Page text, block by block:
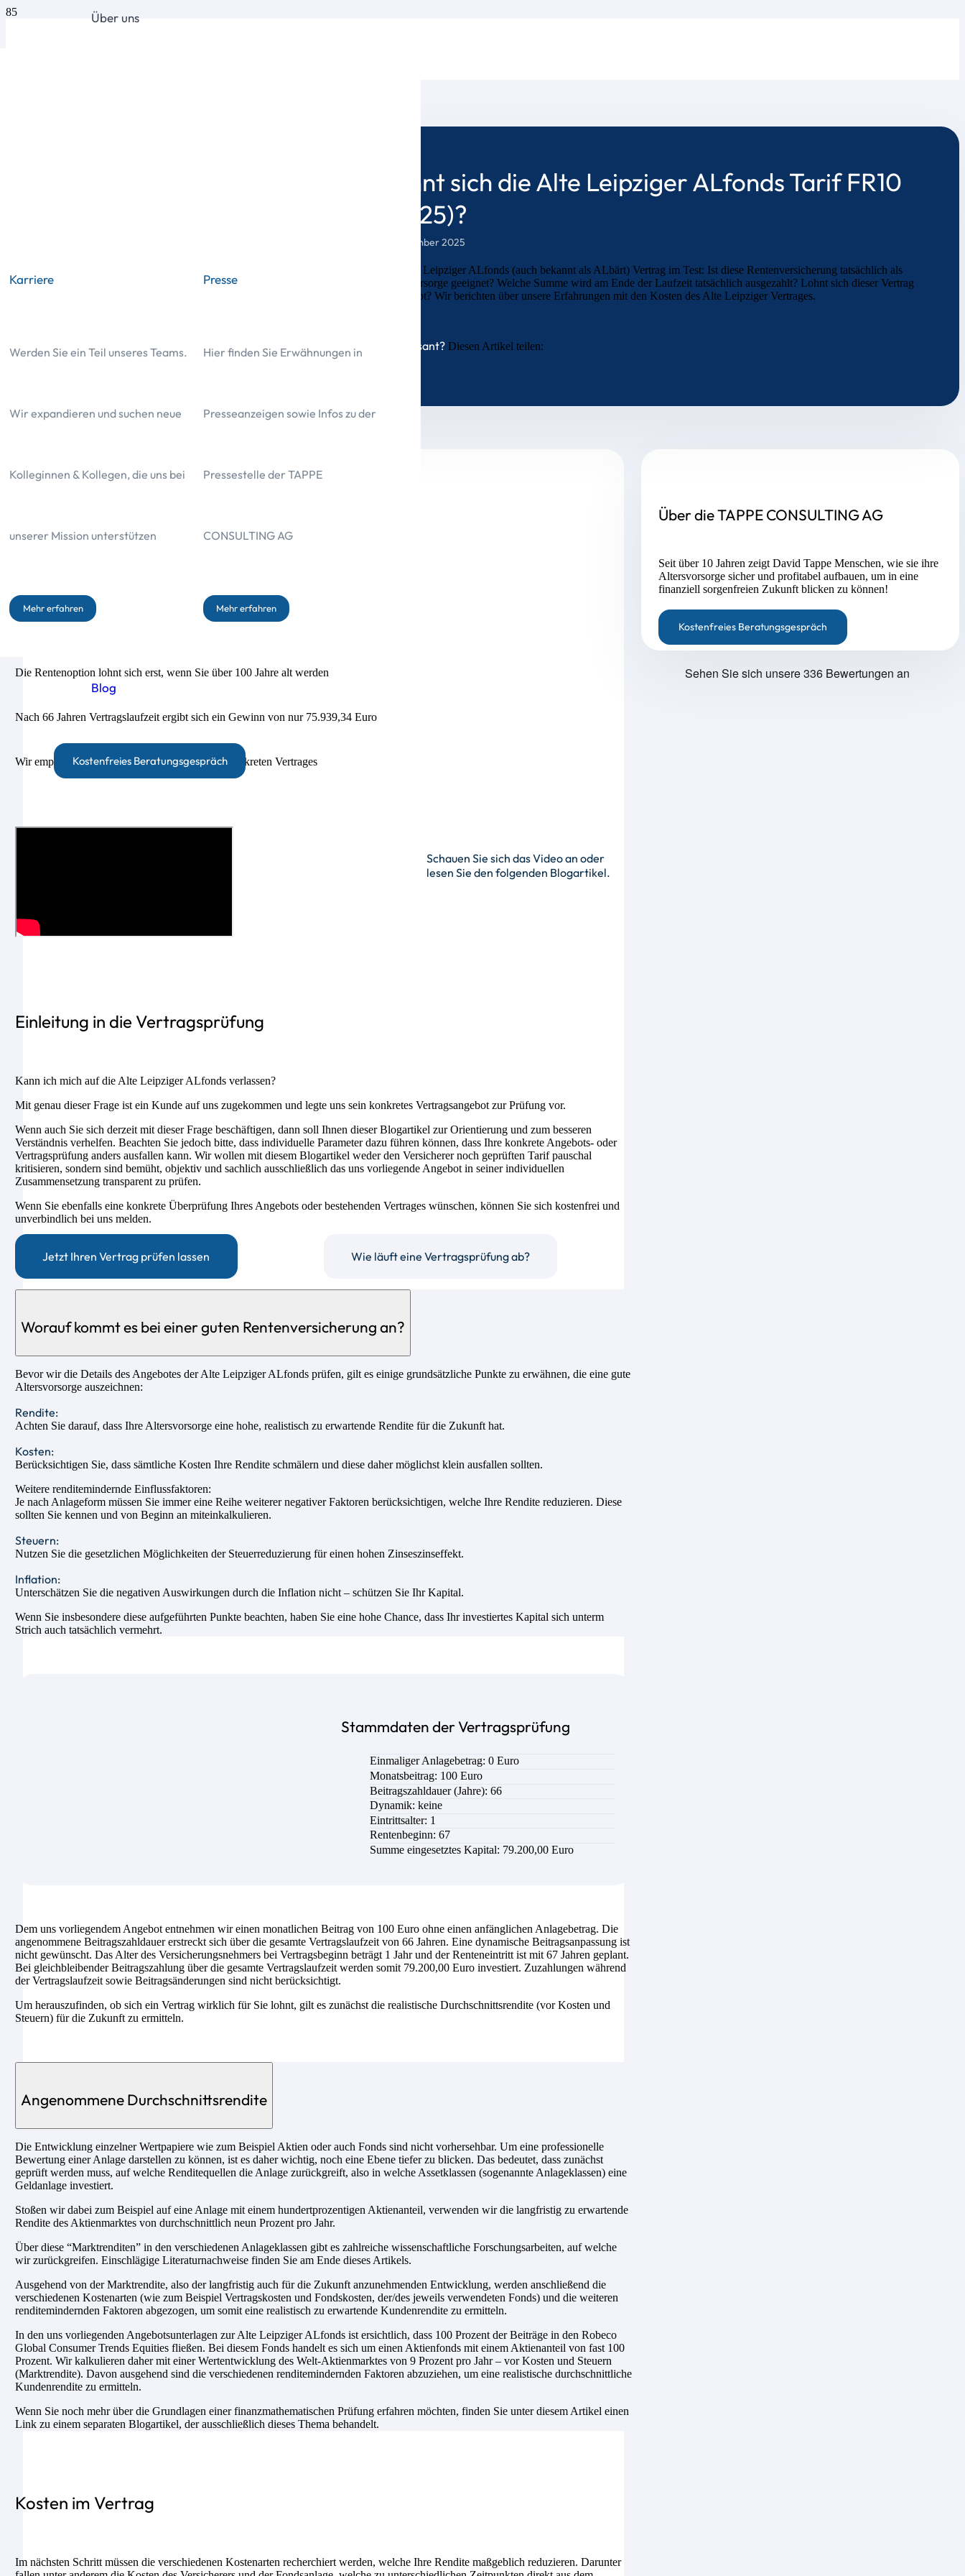
Über uns
Karriere
Werden Sie ein Teil unseres Teams.
Wir expandieren und suchen neue
Kolleginnen & Kollegen, die uns bei
unserer Mission unterstützen
Mehr erfahren
Presse
Hier finden Sie Erwähnungen in
Presseanzeigen sowie Infos zu der
Pressestelle der TAPPE
CONSULTING AG
Mehr erfahren
Blog
Kostenfreies Beratungsgespräch
Lohnt sich die Alte Leipziger ALfonds Tarif FR10
(2025)?
3. Dezember 2025
Der Alte Leipziger ALfonds (auch bekannt als ALbärt) Vertrag im Test: Ist diese Rentenversicherung tatsächlich als
Altersvorsorge geeignet? Welche Summe wird am Ende der Laufzeit tatsächlich ausgezahlt? Lohnt sich dieser Vertrag
überhaupt? Wir berichten über unsere Erfahrungen mit den Kosten des Alte Leipziger Vertrages.
Interessant?Diesen Artikel teilen:
Die Rentenoption lohnt sich erst, wenn Sie über 100 Jahre alt werden
Nach 66 Jahren Vertragslaufzeit ergibt sich ein Gewinn von nur 75.939,34 Euro
Wir empfehlen eine individuelle Prüfung Ihres konkreten Vertrages
Schauen Sie sich das Video an oder
lesen Sie den folgenden Blogartikel.
Einleitung in die Vertragsprüfung
Kann ich mich auf die Alte Leipziger ALfonds verlassen?
Mit genau dieser Frage ist ein Kunde auf uns zugekommen und legte uns sein konkretes Vertragsangebot zur Prüfung vor.
Wenn auch Sie sich derzeit mit dieser Frage beschäftigen, dann soll Ihnen dieser Blogartikel zur Orientierung und zum besseren
Verständnis verhelfen. Beachten Sie jedoch bitte, dass individuelle Parameter dazu führen können, dass Ihre konkrete Angebots- oder
Vertragsprüfung anders ausfallen kann. Wir wollen mit diesem Blogartikel weder den Versicherer noch geprüften Tarif pauschal
kritisieren, sondern sind bemüht, objektiv und sachlich ausschließlich das uns vorliegende Angebot in seiner individuellen
Zusammensetzung transparent zu prüfen.
Wenn Sie ebenfalls eine konkrete Überprüfung Ihres Angebots oder bestehenden Vertrages wünschen, können Sie sich kostenfrei und
unverbindlich bei uns melden.
Jetzt Ihren Vertrag prüfen lassen Wie läuft eine Vertragsprüfung ab?
Worauf kommt es bei einer guten Rentenversicherung an?
Bevor wir die Details des Angebotes der Alte Leipziger ALfonds prüfen, gilt es einige grundsätzliche Punkte zu erwähnen, die eine gute
Altersvorsorge auszeichnen:
Rendite:
Achten Sie darauf, dass Ihre Altersvorsorge eine hohe, realistisch zu erwartende Rendite für die Zukunft hat.
Kosten:
Berücksichtigen Sie, dass sämtliche Kosten Ihre Rendite schmälern und diese daher möglichst klein ausfallen sollten.
Weitere renditemindernde Einflussfaktoren:
Je nach Anlageform müssen Sie immer eine Reihe weiterer negativer Faktoren berücksichtigen, welche Ihre Rendite reduzieren. Diese
sollten Sie kennen und von Beginn an miteinkalkulieren.
Steuern:
Nutzen Sie die gesetzlichen Möglichkeiten der Steuerreduzierung für einen hohen Zinseszinseffekt.
Inflation:
Unterschätzen Sie die negativen Auswirkungen durch die Inflation nicht – schützen Sie Ihr Kapital.
Wenn Sie insbesondere diese aufgeführten Punkte beachten, haben Sie eine hohe Chance, dass Ihr investiertes Kapital sich unterm
Strich auch tatsächlich vermehrt.
Stammdaten der Vertragsprüfung
Einmaliger Anlagebetrag: 0 Euro
Monatsbeitrag: 100 Euro
Beitragszahldauer (Jahre): 66
Dynamik: keine
Eintrittsalter: 1
Rentenbeginn: 67
Summe eingesetztes Kapital: 79.200,00 Euro
Dem uns vorliegendem Angebot entnehmen wir einen monatlichen Beitrag von 100 Euro ohne einen anfänglichen Anlagebetrag. Die
angenommene Beitragszahldauer erstreckt sich über die gesamte Vertragslaufzeit von 66 Jahren. Eine dynamische Beitragsanpassung ist
nicht gewünscht. Das Alter des Versicherungsnehmers bei Vertragsbeginn beträgt 1 Jahr und der Renteneintritt ist mit 67 Jahren geplant.
Bei gleichbleibender Beitragszahlung über die gesamte Vertragslaufzeit werden somit 79.200,00 Euro investiert. Zuzahlungen während
der Vertragslaufzeit sowie Beitragsänderungen sind nicht berücksichtigt.
Um herauszufinden, ob sich ein Vertrag wirklich für Sie lohnt, gilt es zunächst die realistische Durchschnittsrendite (vor Kosten und
Steuern) für die Zukunft zu ermitteln.
Angenommene Durchschnittsrendite
Die Entwicklung einzelner Wertpapiere wie zum Beispiel Aktien oder auch Fonds sind nicht vorhersehbar. Um eine professionelle
Bewertung einer Anlage darstellen zu können, ist es daher wichtig, noch eine Ebene tiefer zu blicken. Das bedeutet, dass zunächst
geprüft werden muss, auf welche Renditequellen die Anlage zurückgreift, also in welche Assetklassen (sogenannte Anlageklassen) eine
Geldanlage investiert.
Stoßen wir dabei zum Beispiel auf eine Anlage mit einem hundertprozentigen Aktienanteil, verwenden wir die langfristig zu erwartende
Rendite des Aktienmarktes von durchschnittlich neun Prozent pro Jahr.
Über diese “Marktrenditen” in den verschiedenen Anlageklassen gibt es zahlreiche wissenschaftliche Forschungsarbeiten, auf welche
wir zurückgreifen. Einschlägige Literaturnachweise finden Sie am Ende dieses Artikels.
Ausgehend von der Marktrendite, also der langfristig auch für die Zukunft anzunehmenden Entwicklung, werden anschließend die
verschiedenen Kostenarten (wie zum Beispiel Vertragskosten und Fondskosten, der/des jeweils verwendeten Fonds) und die weiteren
renditemindernden Faktoren abgezogen, um somit eine realistisch zu erwartende Kundenrendite zu ermitteln.
In den uns vorliegenden Angebotsunterlagen zur Alte Leipziger ALfonds ist ersichtlich, dass 100 Prozent der Beiträge in den Robeco
Global Consumer Trends Equities fließen. Bei diesem Fonds handelt es sich um einen Aktienfonds mit einem Aktienanteil von fast 100
Prozent. Wir kalkulieren daher mit einer Wertentwicklung des Welt-Aktienmarktes von 9 Prozent pro Jahr – vor Kosten und Steuern
(Marktrendite). Davon ausgehend sind die verschiedenen renditemindernden Faktoren abzuziehen, um eine realistische durchschnittliche
Kundenrendite zu ermitteln.
Wenn Sie noch mehr über die Grundlagen einer finanzmathematischen Prüfung erfahren möchten, finden Sie unter diesem Artikel einen
Link zu einem separaten Blogartikel, der ausschließlich dieses Thema behandelt.
Kosten im Vertrag
Im nächsten Schritt müssen die verschiedenen Kostenarten recherchiert werden, welche Ihre Rendite maßgeblich reduzieren. Darunter
Über die TAPPE CONSULTING AG
Seit über 10 Jahren zeigt David Tappe Menschen, wie sie ihre
Altersvorsorge sicher und profitabel aufbauen, um in eine
finanziell sorgenfreien Zukunft blicken zu können!
Kostenfreies Beratungsgespräch